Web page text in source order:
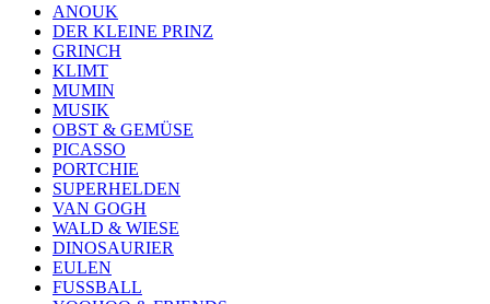
ANOUK
DER KLEINE PRINZ
GRINCH
KLIMT
MUMIN
MUSIK
OBST & GEMÜSE
PICASSO
PORTCHIE
SUPERHELDEN
VAN GOGH
WALD & WIESE
DINOSAURIER
EULEN
FUSSBALL